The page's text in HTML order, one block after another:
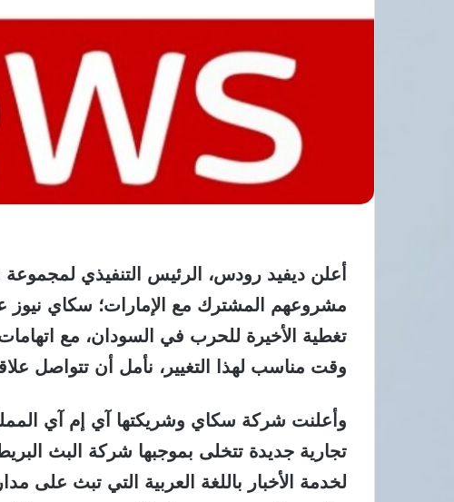
أعلن ديفيد رودس، الرئيس التنفيذي لمجموعة
مشروعهم المشترك مع الإمارات؛ سكاي نيوز
تغطية الأخيرة للحرب في السودان، مع اتهامات
وقت مناسب لهذا التغيير، نأمل أن تتواصل
وأعلنت شركة سكاي وشريكتها آي إم آي
تجارية جديدة تتخلى بموجبها شركة البث